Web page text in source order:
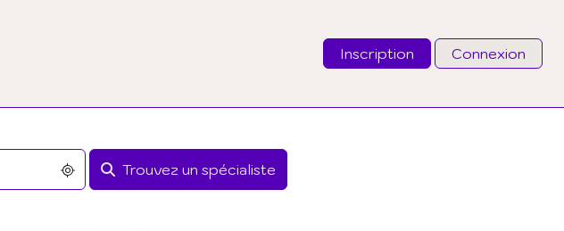
Inscription Connexion
Trouvez un spécialiste
Email
Mot de passe